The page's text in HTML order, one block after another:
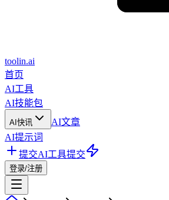
toolin.ai
首页
AI工具
AI技能包
AI快讯
AI文章
AI提示词
提交AI工具提交
登录/注册